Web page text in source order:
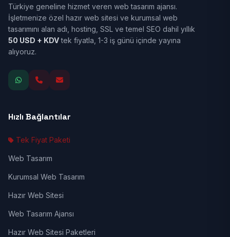
Türkiye geneline hizmet veren web tasarım ajansı.
İşletmenize özel hazır web sitesi ve kurumsal web
tasarımını alan adı, hosting, SSL ve temel SEO dahil yıllık
50 USD + KDVtek fiyatla, 1-3 iş günü içinde yayına
alıyoruz.
Hızlı Bağlantılar
Tek Fiyat Paketi
Web Tasarım
Kurumsal Web Tasarım
Hazır Web Sitesi
Web Tasarım Ajansı
Hazır Web Sitesi Paketleri